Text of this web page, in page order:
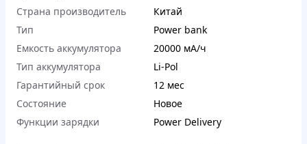
Страна производитель
Китай
Тип
Power bank
Емкость аккумулятора
20000 мА/ч
Тип аккумулятора
Li-Pol
Гарантийный срок
12 мес
Состояние
Новое
Функции зарядки
Power Delivery